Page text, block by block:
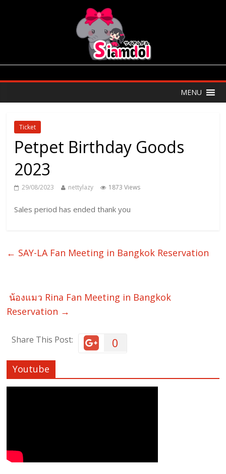
MENU
Ticket
Petpet Birthday Goods
2023
29/08/2023 nettylazy 1873 Views
Sales period has ended thank you
← SAY-LA Fan Meeting in Bangkok Reservation
น้องแมว Rina Fan Meeting in Bangkok
Reservation →
Share This Post: 0
Youtube